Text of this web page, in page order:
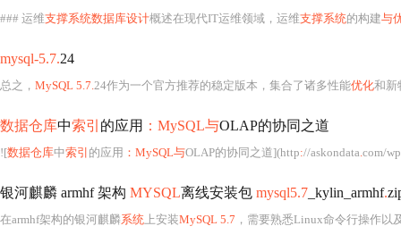
### 运维支撑系统数据库设计概述在现代IT运维领域，运维支撑系统的构建与
mysql-5.7.24
总之， MySQL 5.7.24作为一个官方推荐的稳定版本，集合了诸多性能优化和新
数据仓库中索引 的应用 ：MySQL与OLAP的协同之道
![数据仓库中索引 的应用 ：MySQL与OLAP的协同之道](http://askondata.com/wp-
银河麒麟 armhf 架构 MYSQL离线安装包 mysql5.7 _kylin_armhf.
在armhf架构的银河麒麟系统 上安装MySQL 5.7 ，需要熟悉Linux命令行操作以